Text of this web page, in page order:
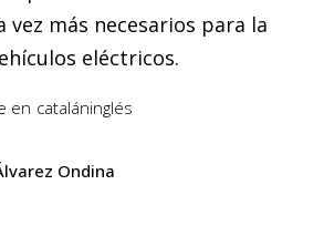
vez más necesarios para la
eléctricos.
en cataláninglés
Ondina